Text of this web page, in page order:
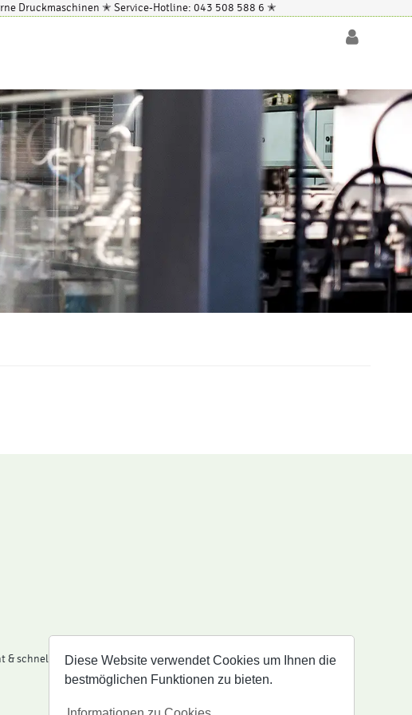
Druckmaschinen ✭ Service-Hotline: 043 508 588 6 ✭
& schnell weiterhelfen.Diese Website verwendet Cookies um Ihnen die
bestmöglichen Funktionen zu bieten.